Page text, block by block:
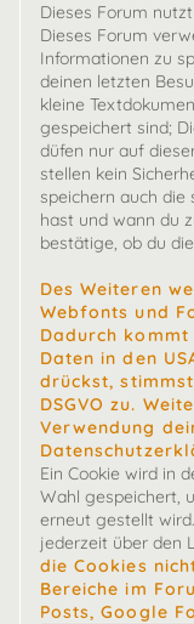
Dieses Forum
Dieses Forum
Informationen zu
deinen letzten
kleine
gespeichert sind;
düfen nur auf
stellen kein
speichern auch die
hast und wann du
bestätige, ob du
Des Weiteren
Webfonts und
Dadurch
Daten in den
drückst, stimmst
DSGVO zu.
Verwendung
Ein Cookie wird in
Wahl gespeichert,
erneut gestellt
jederzeit über den
die Cookies
Bereiche im
Posts, Google